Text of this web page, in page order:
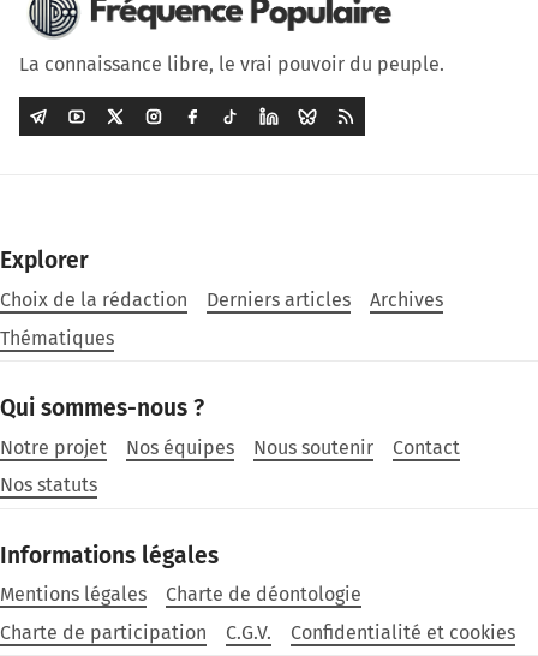
La connaissance libre, le vrai pouvoir du peuple.
Explorer
Choix de la rédaction Derniers articles
Archives
Thématiques
Qui sommes-nous ?
Notre projet Nos équipes Nous soutenir
Contact
Nos statuts
Informations légales
Mentions légales
Charte de déontologie
Charte de participation
C.G.V. Confidentialité et cookies